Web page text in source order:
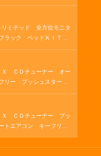
ター ２１インチＲＳ
ンホイール アダプティ
ール アダプティブエア
ＴＣ２．０
リミテッド 全方位モニタ
ラック ベッドＫＩＴ
ＥＴＣ ラバーマット
ＬＥＤフォグランプ
側パワースライド ＵＳ
Ｉ
Ｘ ＣＤチューナー オー
リー プッシュスター
Ｘ ＣＤチューナー プッ
トエアコン キーフリ